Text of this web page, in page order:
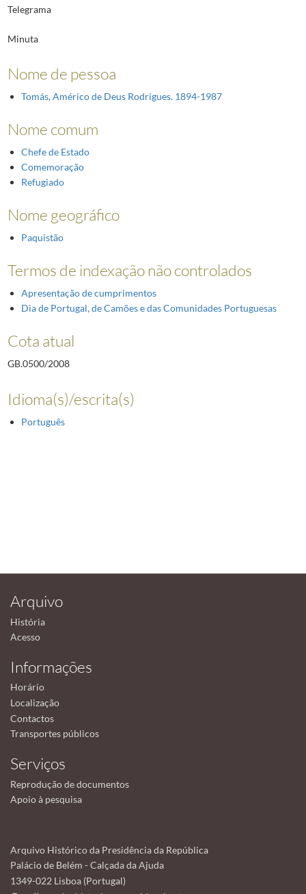
Telegrama
Minuta
Nome de pessoa
Tomás, Américo de Deus Rodrigues. 1894-1987
Nome comum
Chefe de Estado
Comemoração
Refugiado
Nome geográfico
Paquistão
Termos de indexação não controlados
Apresentação de cumprimentos
Dia de Portugal, de Camões e das Comunidades Portuguesas
Cota atual
GB.0500/2008
Idioma(s)/escrita(s)
Português
Arquivo
História
Acesso
Informações
Horário
Localização
Contactos
Transportes públicos
Serviços
Reprodução de documentos
Apoio à pesquisa
Arquivo Histórico da Presidência da República
Palácio de Belém - Calçada da Ajuda
1349-022 Lisboa (Portugal)